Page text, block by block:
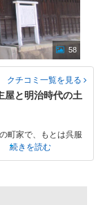
58
クチコミ一覧を見る
屋と明治時代の土
町家で、もとは呉服
続きを読む